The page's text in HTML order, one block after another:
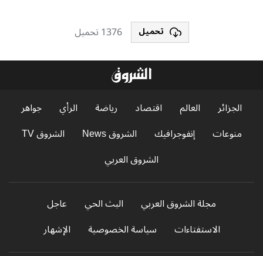
تحميل 1376 تحميل
الجزائر العالم اقتصاد رياضة الرأي
جواهر
منوعات
إنفوجرافيك الشروق News
الشروق TV
الشروق العربي
مجلة الشروق العربي البث الحي
عاجل
الاستفتاءات
سياسة الخصوصية الإشهار